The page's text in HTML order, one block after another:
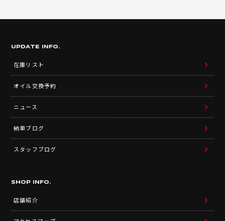
UPDATE INFO.
在庫リスト
オイル交換予約
ニュース
納車ブログ
スタッフブログ
SHOP INFO.
店舗紹介